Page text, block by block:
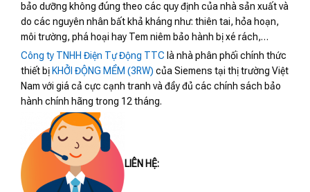
bảo dưỡng không đúng theo các quy định của nhà sản xuất và
do các nguyên nhân bất khả kháng như: thiên tai, hỏa hoạn,
môi trường, phá hoại hay Tem niêm bảo hành bị xé rách,…
Công ty TNHH Điện Tự Động TTC là nhà phân phối chính thức
thiết bị KHỞI ĐỘNG MỀM (3RW) của Siemens tại thị trường Việt
Nam với giá cả cực cạnh tranh và đầy đủ các chính sách bảo
hành chính hãng trong 12 tháng.
LIÊN HỆ: